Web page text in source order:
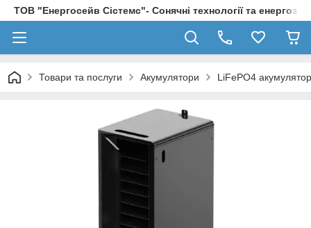
ТОВ "Енергосейв Сістемс"- Сонячні технології та
Товари та послуги Акумулятори LiFePO4